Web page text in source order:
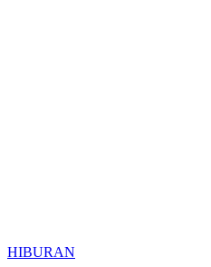
HIBURAN